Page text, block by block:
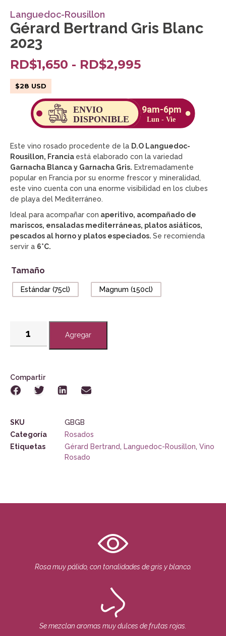
Languedoc-Rousillon
Gérard Bertrand Gris Blanc
2023
RD$1,650 - RD$2,995
$28 USD
Este vino rosado procedente de la D.O Languedoc-
Rousillon, Francia está elaborado con la variedad
Garnacha Blanca y Garnacha Gris. Extremadamente
popular en Francia por su enorme frescor y mineralidad,
este vino cuenta con una enorme visibilidad en los clubes
de playa del Mediterráneo.
Ideal para acompañar con aperitivo, acompañado de
mariscos, ensaladas mediterráneas, platos asiáticos,
pescados al horno y platos especiados. Se recomienda
servir a 6°C.
Tamaño
Estándar (75cl) Magnum (150cl)
Agregar
Compartir
SKU
GBGB
Categoría
Rosados
Etiquetas
Gérard Bertrand, Languedoc-Rousillon, Vino
Rosado
Rosa muy pálido, con tonalidades de gris y blanco.
Se mezclan aromas muy dulces de frutas rojas.